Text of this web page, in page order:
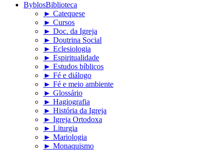
ByblosBiblioteca
► Catequese
► Cursos
► Doc. da Igreja
► Doutrina Social
► Eclesiologia
► Espiritualidade
► Estudos bíblicos
► Fé e diálogo
► Fé e meio ambiente
► Glossário
► Hagiografia
► História da Igreja
► Igreja Ortodoxa
► Liturgia
► Mariologia
► Monaquismo